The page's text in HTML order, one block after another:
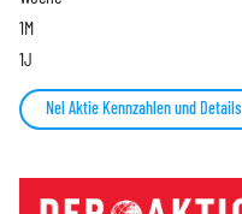
1M
1J
Nel Aktie Kennzahlen und Details